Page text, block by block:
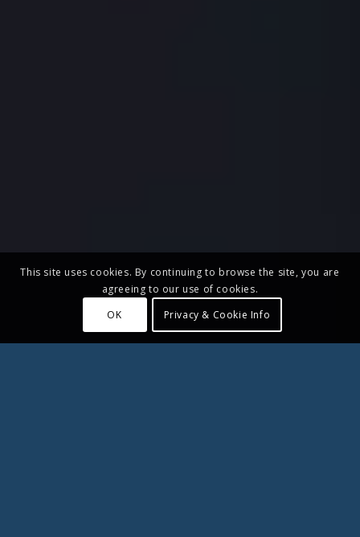
This site uses cookies. By continuing to browse the site, you are
agreeing to our use of cookies.
OK
Privacy & Cookie Info